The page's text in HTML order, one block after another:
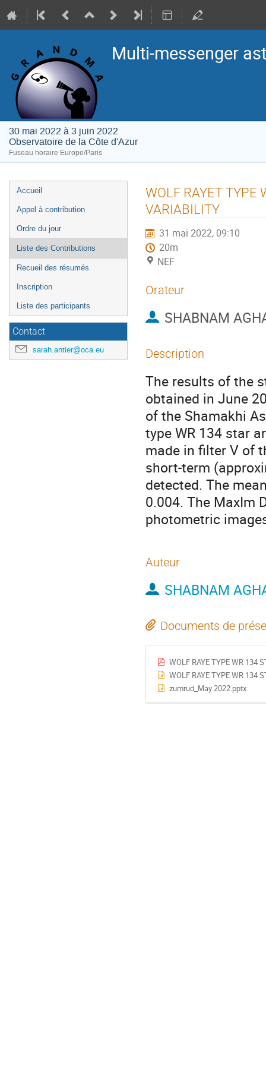
Multi-messenger
30 mai 2022 à 3 juin 2022
Observatoire de la Côte d'Azur
Fuseau horaire Europe/Paris
Menu
de
Accueil
Appel à contribution
Ordre du jour
Liste des Contributions
Recueil des résumés
Inscription
Liste des participants
Contact
sarah.antier@oca.eu
WOLF RAYET TYPE
VARIABILITY
31 mai 2022, 09:10
20m
NEF
Orateur
SHABNAM
Description
The results of the
obtained in June
of the Shamakhi
type WR 134 star
made in filter V of
short-term
detected. The
0.004. The MaxIm
photometric
Auteur
SHABNAM
Documents de
WOLF RAYE TYPE WR 134
WOLF RAYE TYPE WR 134
zumrud_May 2022.pptx